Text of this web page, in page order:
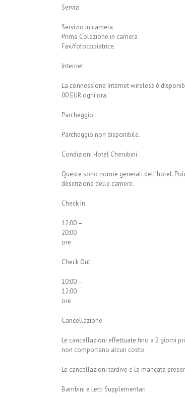
Servizi
Servizio in camera
Prima Colazione in camera
Fax/fotocopiatrice.
Internet
La connessione Internet wireless è
00 EUR ogni ora.
Parcheggio
Parcheggio non disponibile.
Condizioni Hotel Cherubini
Queste sono norme generali dell’hotel.
descrizione delle camere.
Check In
12:00 –
20:00
ore
Check Out
10:00 –
12:00
ore
Cancellazione
Le cancellazioni effettuate fino a 2 giorni
non comportano alcun costo.
Le cancellazioni tardive e la mancata
Bambini e Letti Supplementari